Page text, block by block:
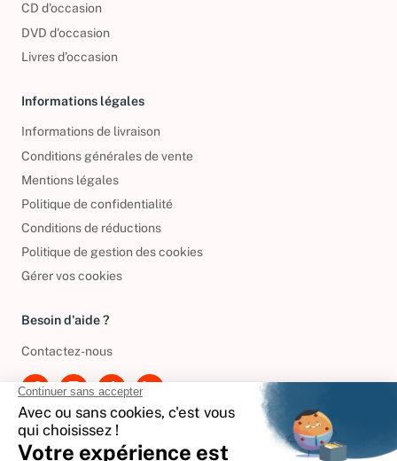
CD d'occasion
DVD d'occasion
Livres d’occasion
Informations légales
Informations de livraison
Conditions générales de vente
Mentions légales
Politique de confidentialité
Conditions de réductions
Politique de gestion des cookies
Gérer vos cookies
Besoin d'aide ?
Contactez-nous
International